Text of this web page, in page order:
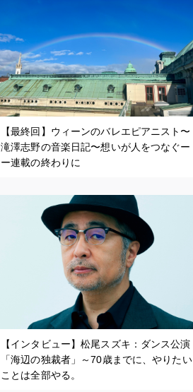
【最終回】ウィーンのバレエピアニスト〜
滝澤志野の音楽日記〜想いが人をつなぐー
ー連載の終わりに
【インタビュー】松尾スズキ：ダンス公演
「海辺の独裁者」～70歳までに、やりたい
ことは全部やる。